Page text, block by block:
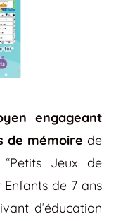
engageant
de mémoire de
Jeux de
de 7 ans
d’éducation